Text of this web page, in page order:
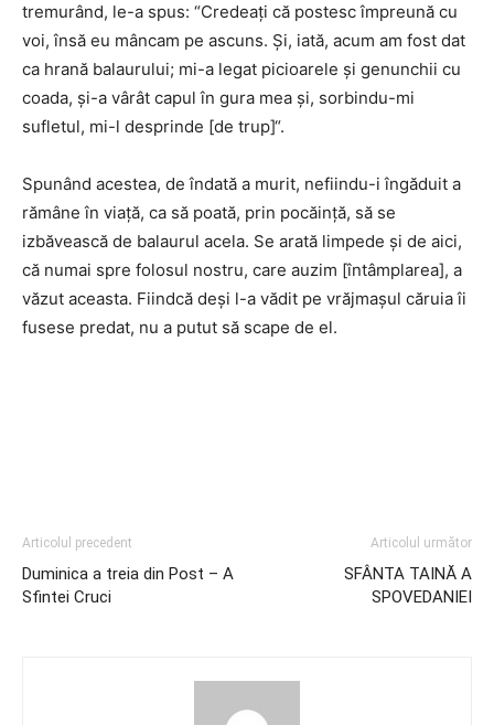
tremurând, le-a spus: “Credeaţi că postesc împreună cu
voi, însă eu mâncam pe ascuns. Şi, iată, acum am fost dat
ca hrană balaurului; mi-a legat picioarele şi genunchii cu
coada, şi-a vârât capul în gura mea şi, sorbindu-mi
sufletul, mi-l desprinde [de trup]“.
Spunând acestea, de îndată a murit, nefiindu-i îngăduit a
rămâne în viaţă, ca să poată, prin pocăinţă, să se
izbăvească de balaurul acela. Se arată limpede şi de aici,
că numai spre folosul nostru, care auzim [întâmplarea], a
văzut aceasta. Fiindcă deşi l-a vădit pe vrăjmaşul căruia îi
fusese predat, nu a putut să scape de el.
Articolul precedent
Duminica a treia din Post – A
Sfintei Cruci
Articolul următor
SFÂNTA TAINĂ A
SPOVEDANIEI